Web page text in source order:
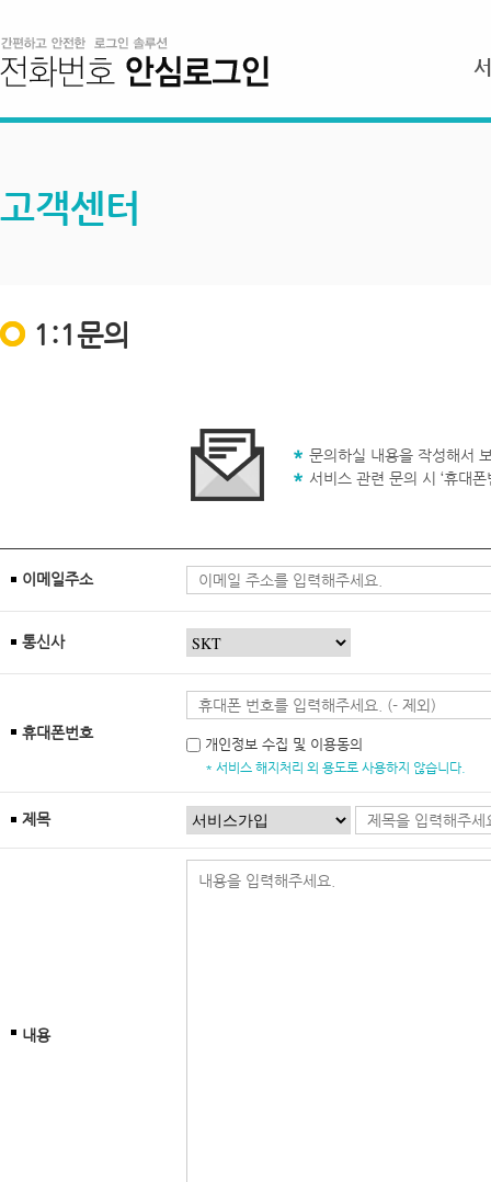
고객센터
1:1문의
문의하실 내용을 작성해서
서비스 관련 문의 시 ‘휴대
이메일주소
통신사
휴대폰번호
개인정보 수집 및 이용동의
* 서비스 해지처리 외 용도로 사용하지 않습니다.
제목
내용